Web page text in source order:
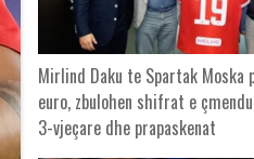
Mirlind Daku te Spartak Moska
euro, zbulohen shifrat e
3-vjeçare dhe prapaskenat